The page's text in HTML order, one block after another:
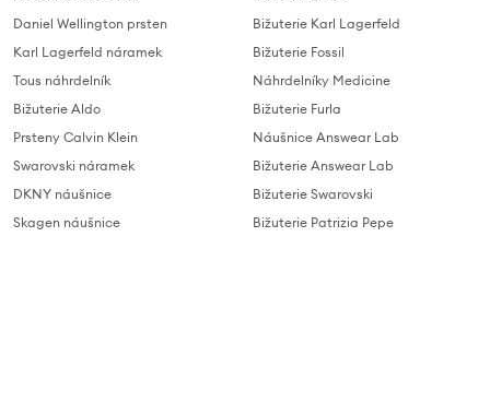
Daniel Wellington prsten
Karl Lagerfeld náramek
Tous náhrdelník
Bižuterie Aldo
Prsteny Calvin Klein
Swarovski náramek
DKNY náušnice
Skagen náušnice
Bižuterie Karl Lagerfeld
Bižuterie Fossil
Náhrdelníky Medicine
Bižuterie Furla
Náušnice Answear Lab
Bižuterie Answear Lab
Bižuterie Swarovski
Bižuterie Patrizia Pepe